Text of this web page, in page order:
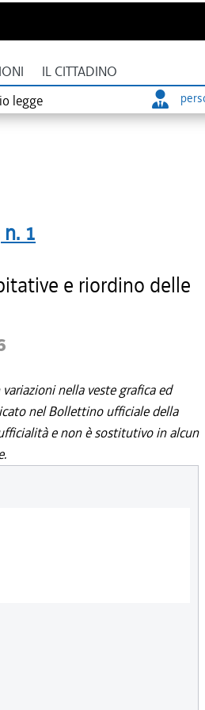
IL CITTADINO
legge
n. 1
e riordino delle
nella veste grafica ed
nel Bollettino ufficiale della
e non è sostitutivo in alcun